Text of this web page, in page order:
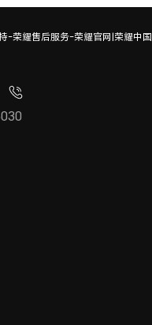
-荣耀售后服务-荣耀官网|荣耀中国